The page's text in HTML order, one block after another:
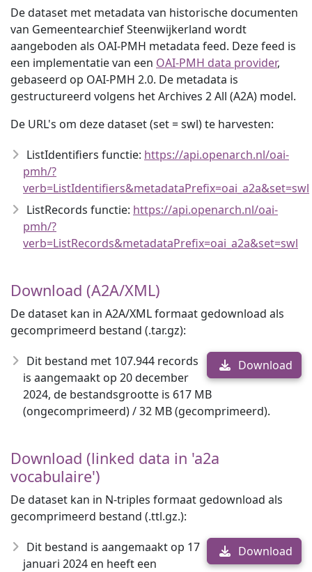
De dataset met metadata van historische documenten
van Gemeentearchief Steenwijkerland wordt
aangeboden als OAI-PMH metadata feed. Deze feed is
een implementatie van een OAI-PMH data provider,
gebaseerd op OAI-PMH 2.0. De metadata is
gestructureerd volgens het Archives 2 All (A2A) model.
De URL's om deze dataset (set = swl) te harvesten:
ListIdentifiers functie: https://api.openarch.nl/oai-
pmh/?
verb=ListIdentifiers&metadataPrefix=oai_a2a&set=swl
ListRecords functie: https://api.openarch.nl/oai-
pmh/?
verb=ListRecords&metadataPrefix=oai_a2a&set=swl
Download (A2A/XML)
De dataset kan in A2A/XML formaat gedownload als
gecomprimeerd bestand (.tar.gz):
Download
Dit bestand met 107.944 records
is aangemaakt op 20 december
2024, de bestandsgrootte is 617 MB
(ongecomprimeerd) / 32 MB (gecomprimeerd).
Download (linked data in 'a2a
vocabulaire')
De dataset kan in N-triples formaat gedownload als
gecomprimeerd bestand (.ttl.gz.):
Download
Dit bestand is aangemaakt op 17
januari 2024 en heeft een